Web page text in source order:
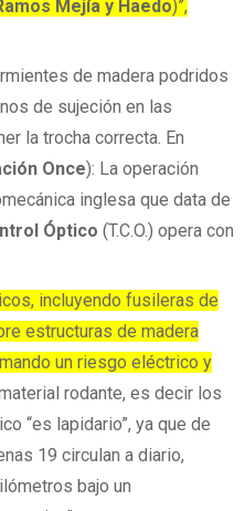
Mejía y Haedo)”,
de madera podridos
de sujeción en las
la trocha correcta. En
Once): La operación
inglesa que data de
Óptico (T.C.O.) opera con
incluyendo fusileras de
estructuras de madera
un riesgo eléctrico y
rodante, es decir los
“es lapidario”, ya que de
19 circulan a diario,
bajo un